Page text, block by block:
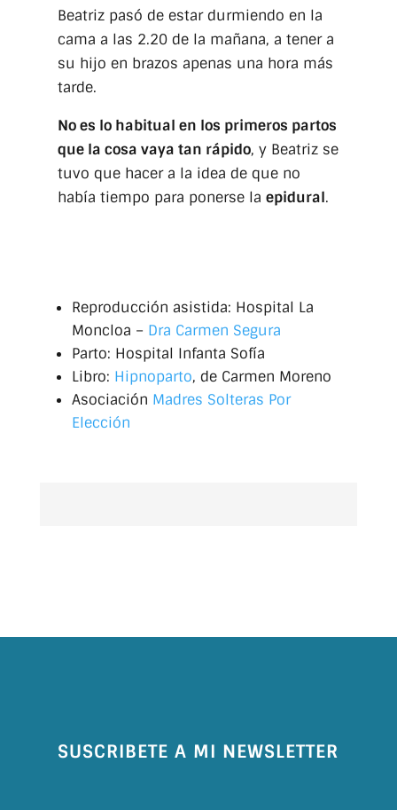
Beatriz pasó de estar durmiendo en la
cama a las 2.20 de la mañana, a tener a
su hijo en brazos apenas una hora más
tarde.
No es lo habitual en los primeros partos
que la cosa vaya tan rápido, y Beatriz se
tuvo que hacer a la idea de que no
había tiempo para ponerse la epidural.
Reproducción asistida: Hospital La
Moncloa – Dra Carmen Segura
Parto: Hospital Infanta Sofía
Libro: Hipnoparto, de Carmen Moreno
Asociación Madres Solteras Por
Elección
SUSCRIBETE A MI NEWSLETTER